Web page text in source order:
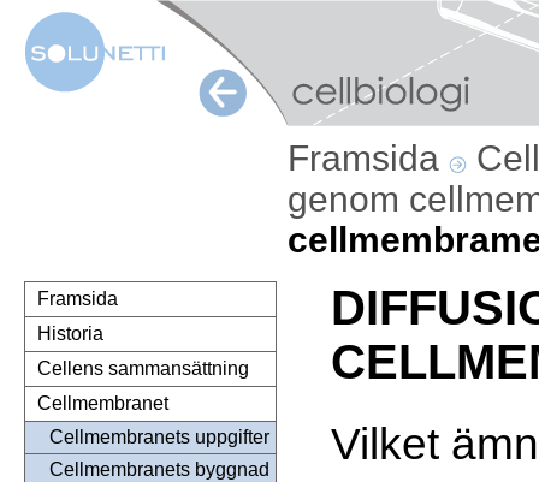
Framsida
genom
Framsida
Historia
Cellens sammansättning
Cellmembranet
Cellmembranets uppgifter
Cellmembranets byggnad
Vilket